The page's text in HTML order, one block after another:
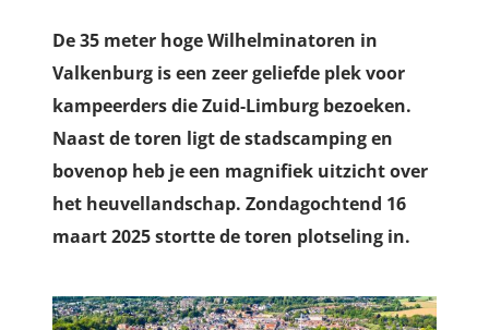
De 35 meter hoge Wilhelminatoren in
Valkenburg is een zeer geliefde plek voor
kampeerders die Zuid-Limburg bezoeken.
Naast de toren ligt de stadscamping en
bovenop heb je een magnifiek uitzicht over
het heuvellandschap. Zondagochtend 16
maart 2025 stortte de toren plotseling in.